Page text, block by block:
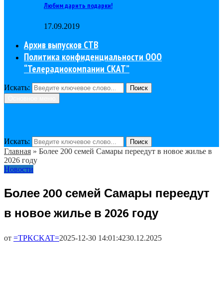
Любим дарить подарки!
17.09.2019
Архив выпусков СТВ
Политика конфиденциальности ООО
“Телерадиокомпании СКАТ”
Искать:
Поиск
Искать: Поиск
Главная » Более 200 семей Самары переедут в новое жилье в
2026 году
Новости
Более 200 семей Самары переедут
в новое жилье в 2026 году
от =TPKCKAT=2025-12-30 14:01:4230.12.2025